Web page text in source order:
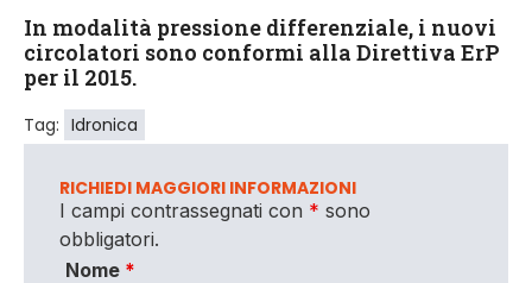
In modalità pressione differenziale, i nuovi
circolatori sono conformi alla Direttiva ErP
per il 2015.
Tag: Idronica
RICHIEDI MAGGIORI INFORMAZIONI
I campi contrassegnati con * sono
obbligatori.
Nome *